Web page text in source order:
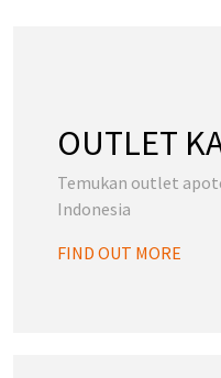
OUTLET
Temukan outlet
Indonesia
FIND OUT MORE